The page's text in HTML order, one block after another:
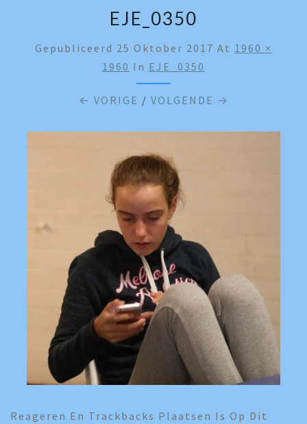
EJE_0350
Gepubliceerd 25 Oktober 2017 At 1960 ×
1960 In EJE_0350
← VORIGE / VOLGENDE →
Reageren En Trackbacks Plaatsen Is Op Dit